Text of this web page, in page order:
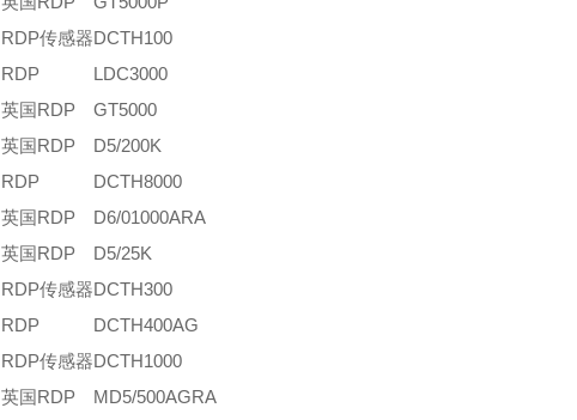
RDP传感器DCTH100
RDP
LDC3000
英国RDP
GT5000
英国RDP
D5/200K
RDP
DCTH8000
英国RDP
D6/01000ARA
英国RDP
D5/25K
RDP传感器DCTH300
RDP
DCTH400AG
RDP传感器DCTH1000
英国RDP
MD5/500AGRA